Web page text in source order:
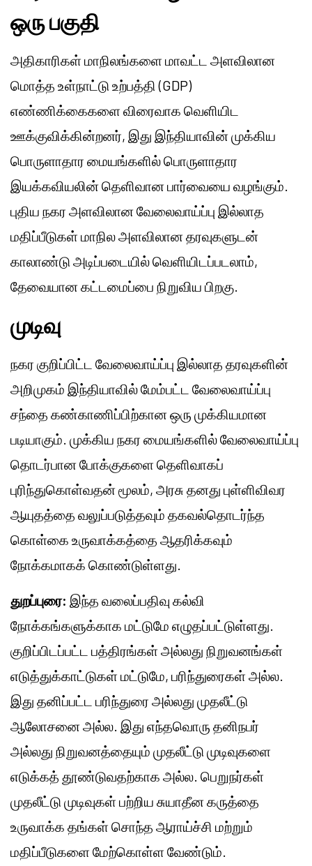
ஒரு பகுதி
அதிகாரிகள் மாநிலங்களை மாவட்ட அளவிலான
மொத்த உள்நாட்டு உற்பத்தி (GDP)
எண்ணிக்கைகளை விரைவாக வெளியிட
ஊக்குவிக்கின்றனர், இது இந்தியாவின் முக்கிய
பொருளாதார மையங்களில் பொருளாதார
இயக்கவியலின் தெளிவான பார்வையை வழங்கும்.
புதிய நகர அளவிலான வேலைவாய்ப்பு இல்லாத
மதிப்பீடுகள் மாநில அளவிலான தரவுகளுடன்
காலாண்டு அடிப்படையில் வெளியிடப்படலாம்,
தேவையான கட்டமைப்பை நிறுவிய பிறகு.
முடிவு
நகர குறிப்பிட்ட வேலைவாய்ப்பு இல்லாத தரவுகளின்
அறிமுகம் இந்தியாவில் மேம்பட்ட வேலைவாய்ப்பு
சந்தை கண்காணிப்பிற்கான ஒரு முக்கியமான
படியாகும். முக்கிய நகர மையங்களில் வேலைவாய்ப்பு
தொடர்பான போக்குகளை தெளிவாகப்
புரிந்துகொள்வதன் மூலம், அரசு தனது புள்ளிவிவர
ஆயுதத்தை வலுப்படுத்தவும் தகவல்தொடர்ந்த
கொள்கை உருவாக்கத்தை ஆதரிக்கவும்
நோக்கமாகக் கொண்டுள்ளது.
துறப்புரை: இந்த வலைப்பதிவு கல்வி
நோக்கங்களுக்காக மட்டுமே எழுதப்பட்டுள்ளது.
குறிப்பிடப்பட்ட பத்திரங்கள் அல்லது நிறுவனங்கள்
எடுத்துக்காட்டுகள் மட்டுமே, பரிந்துரைகள் அல்ல.
இது தனிப்பட்ட பரிந்துரை அல்லது முதலீட்டு
ஆலோசனை அல்ல. இது எந்தவொரு தனிநபர்
அல்லது நிறுவனத்தையும் முதலீட்டு முடிவுகளை
எடுக்கத் தூண்டுவதற்காக அல்ல. பெறுநர்கள்
முதலீட்டு முடிவுகள் பற்றிய சுயாதீன கருத்தை
உருவாக்க தங்கள் சொந்த ஆராய்ச்சி மற்றும்
மதிப்பீடுகளை மேற்கொள்ள வேண்டும்.